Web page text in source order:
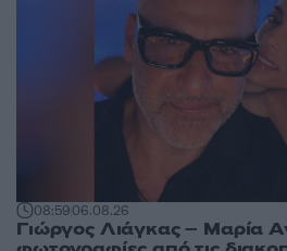
08:5906.08.26
Γιώργος Λιάγκας – Μαρία